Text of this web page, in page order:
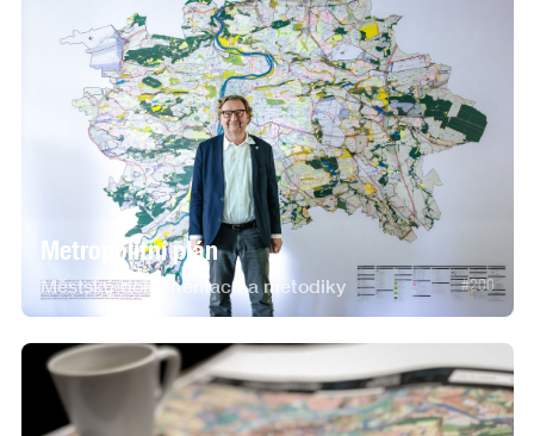
Metropolitní plán
Městské dokumentace a metodiky #200